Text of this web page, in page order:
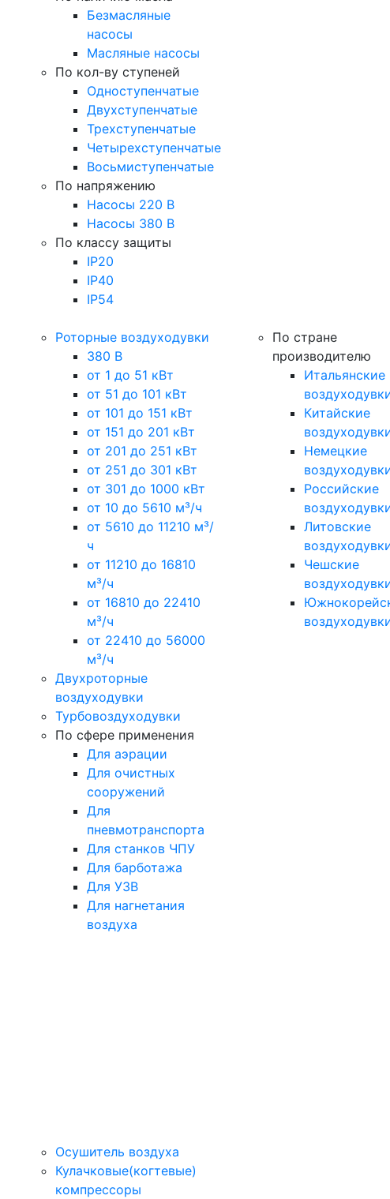
Безмасляные
насосы
Масляные насосы
По кол-ву ступеней
Одноступенчатые
Двухступенчатые
Трехступенчатые
Четырехступенчатые
Восьмиступенчатые
По напряжению
Насосы 220 В
Насосы 380 В
По классу защиты
IP20
IP40
IP54
Роторные воздуходувки
380 В
от 1 до 51 кВт
от 51 до 101 кВт
от 101 до 151 кВт
от 151 до 201 кВт
от 201 до 251 кВт
от 251 до 301 кВт
от 301 до 1000 кВт
от 10 до 5610 м³/ч
от 5610 до 11210 м³/
ч
от 11210 до 16810
м³/ч
от 16810 до 22410
м³/ч
от 22410 до 56000
м³/ч
Двухроторные
воздуходувки
Турбовоздуходувки
По сфере применения
Для аэрации
Для очистных
сооружений
Для
пневмотранспорта
Для станков ЧПУ
Для барботажа
Для УЗВ
Для нагнетания
воздуха
По стране
производителю
Итальянские
Китайские
Немецкие
Российские
Литовские
Чешские
Осушитель воздуха
Кулачковые(когтевые)
компрессоры